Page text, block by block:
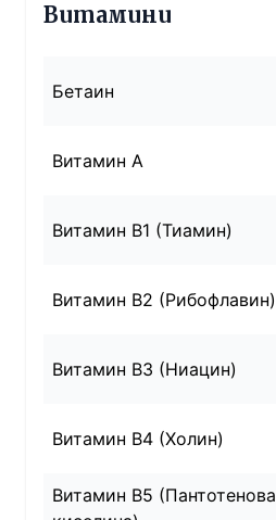
Витамини
Бетаин
Витамин A
Витамин B1 (Тиамин)
Витамин B2 (Рибофлавин)
Витамин B3 (Ниацин)
Витамин B4 (Холин)
Витамин B5 (Пантотенова